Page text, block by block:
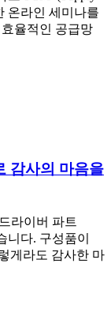
온라인 세미나를
율적인 공급망
감사의 마음을
라이버 파트
니다. 구성품이
게라도 감사한 마